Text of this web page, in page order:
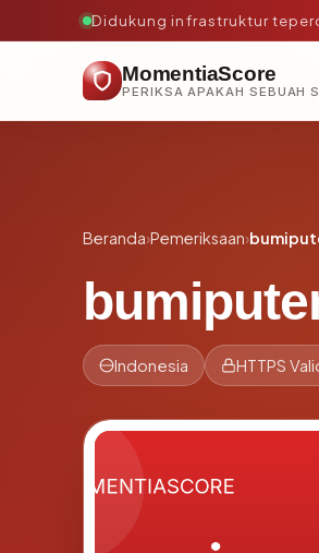
Didukung infrastruktur
MomentiaScore
Beranda›Pemeriksaan›
Indonesia HTTPS